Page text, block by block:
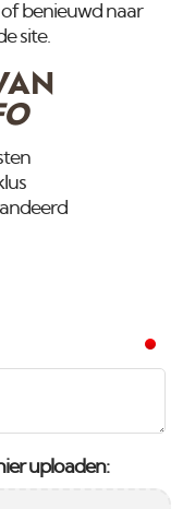
of benieuwd naar
site.
uploaden: